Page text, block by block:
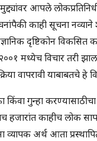
आपले
काही सूचना
दृष्टिकोन विकसित
मध्येच विचार तरी
वापरावी याबाबतचे
किंवा गुन्हा
काहीच लोक
व्यापक अर्थ आता